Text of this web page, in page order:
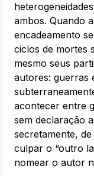
ambos. Quando
encadeamento
ciclos de mortes
mesmo seus
autores: guerras
acontecer entre
sem declaração
secretamente,
culpar o “outro
nomear o autor